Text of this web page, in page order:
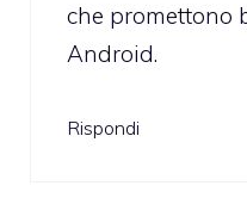
che promettono
Android.
Rispondi